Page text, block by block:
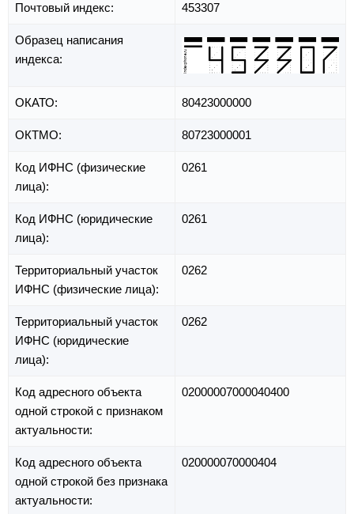
Почтовый индекс: 453307
Образец написания
индекса:
ОКАТО: 80423000000
ОКТМО: 80723000001
Код ИФНС (физические
лица):
0261
Код ИФНС (юридические
лица):
0261
Территориальный участок
ИФНС (физические лица):
0262
Территориальный участок
ИФНС (юридические
лица):
0262
Код адресного объекта
одной строкой с признаком
актуальности:
02000007000040400
Код адресного объекта
одной строкой без признака
актуальности:
020000070000404